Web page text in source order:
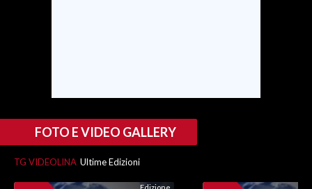
PUBBLICITÀ
SPIAGGE
STORE
FOTO E VIDEO GALLERY
TG VIDEOLINA Ultime Edizioni